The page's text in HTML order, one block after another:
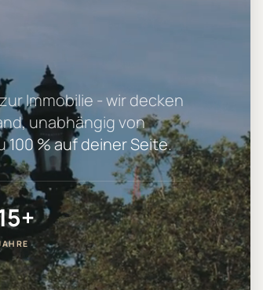
Immobilie - wir decken
unabhängig von
100 % auf deiner Seite.